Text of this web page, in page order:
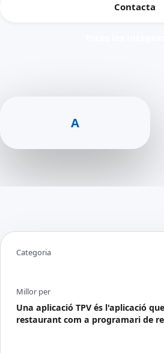
Contacta
A
Categoria
Millor per
Una aplicació TPV és l'aplicació
restaurant com a programari de